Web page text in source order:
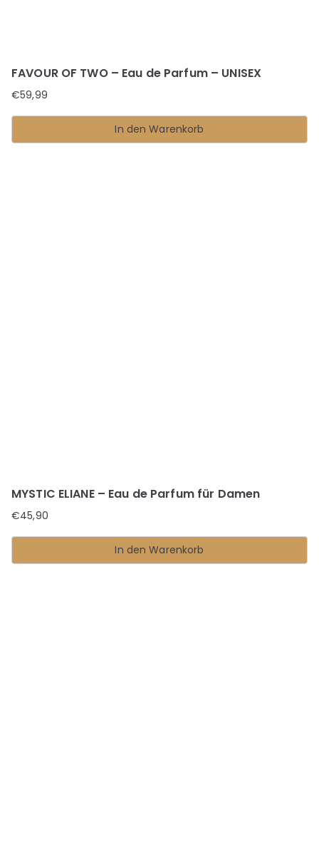
FAVOUR OF TWO – Eau de Parfum – UNISEX
€59,99
In den Warenkorb
MYSTIC ELIANE – Eau de Parfum für Damen
€45,90
In den Warenkorb